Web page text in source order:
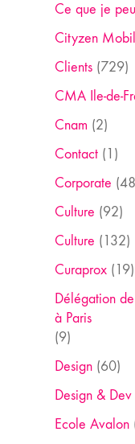
Ce que je
Cityzen
Clients(729)
CMA Ile-de-
Cnam (2)
Contact(1)
Corporate
Culture (92)
Culture (132)
Curaprox(19)
Délégation
à Paris
(9)
Design(60)
Design & Dev
Ecole Avalon